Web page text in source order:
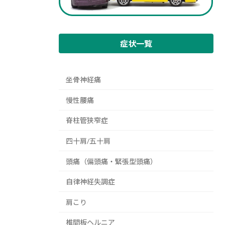
症状一覧
坐骨神経痛
慢性腰痛
脊柱管狭窄症
四十肩/五十肩
頭痛（偏頭痛・緊張型頭痛）
自律神経失調症
肩こり
椎間板ヘルニア